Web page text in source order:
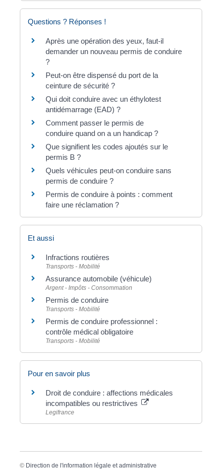
Questions ? Réponses !
Après une opération des yeux, faut-il
demander un nouveau permis de conduire
?
Peut-on être dispensé du port de la
ceinture de sécurité ?
Qui doit conduire avec un éthylotest
antidémarrage (EAD) ?
Comment passer le permis de
conduire quand on a un handicap ?
Que signifient les codes ajoutés sur le
permis B ?
Quels véhicules peut-on conduire sans
permis de conduire ?
Permis de conduire à points : comment
faire une réclamation ?
Et aussi
Infractions routières
Transports - Mobilité
Assurance automobile (véhicule)
Argent - Impôts - Consommation
Permis de conduire
Transports - Mobilité
Permis de conduire professionnel :
contrôle médical obligatoire
Transports - Mobilité
Pour en savoir plus
Droit de conduire : affections médicales
incompatibles ou restrictives
Legifrance
© Direction de l'information légale et administrative